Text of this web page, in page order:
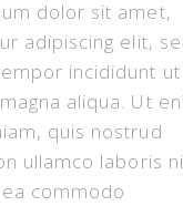
dolor sit amet,
adipiscing elit,
incididunt
aliqua. Ut
quis nostrud
ullamco laboris
commodo